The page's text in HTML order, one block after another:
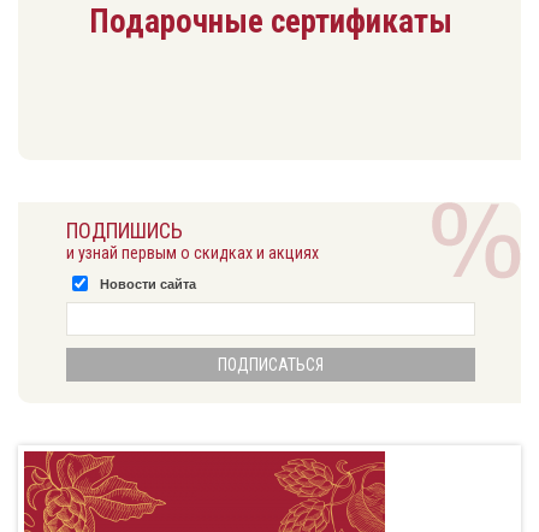
Подарочные сертификаты
ПОДПИШИСЬ
и узнай первым о скидках и акциях
Новости сайта